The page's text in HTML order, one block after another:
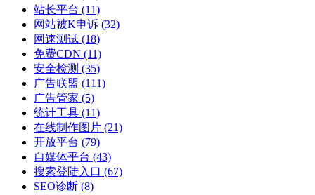
站长平台 (11)
网站被K申诉 (32)
网速测试 (18)
免费CDN (11)
安全检测 (35)
广告联盟 (111)
广告管家 (5)
统计工具 (11)
在线制作图片 (21)
开放平台 (79)
自媒体平台 (43)
搜索登陆入口 (67)
SEO诊断 (8)